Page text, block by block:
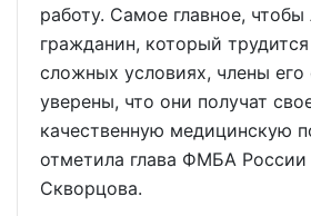
работу. Самое главное,
гражданин, который
сложных условиях, члены
уверены, что они получат
качественную медицинскую
отметила глава ФМБА России
Скворцова.